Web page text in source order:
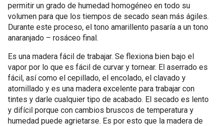
permitir un grado de humedad homogéneo en todo su
volumen para que los tiempos de secado sean más ágiles.
Durante este proceso, el tono amarillento pasaría a un tono
anaranjado – rosáceo final.
Es una madera fácil de trabajar. Se flexiona bien bajo el
vapor por lo que es fácil de curvar y tornear. El aserrado es
fácil, así como el cepillado, el encolado, el clavado y
atornillado y es una madera excelente para trabajar con
tintes y darle cualquier tipo de acabado. El secado es lento
y difícil porque con cambios bruscos de temperatura y
humedad puede agrietarse. Es por esto que la madera de